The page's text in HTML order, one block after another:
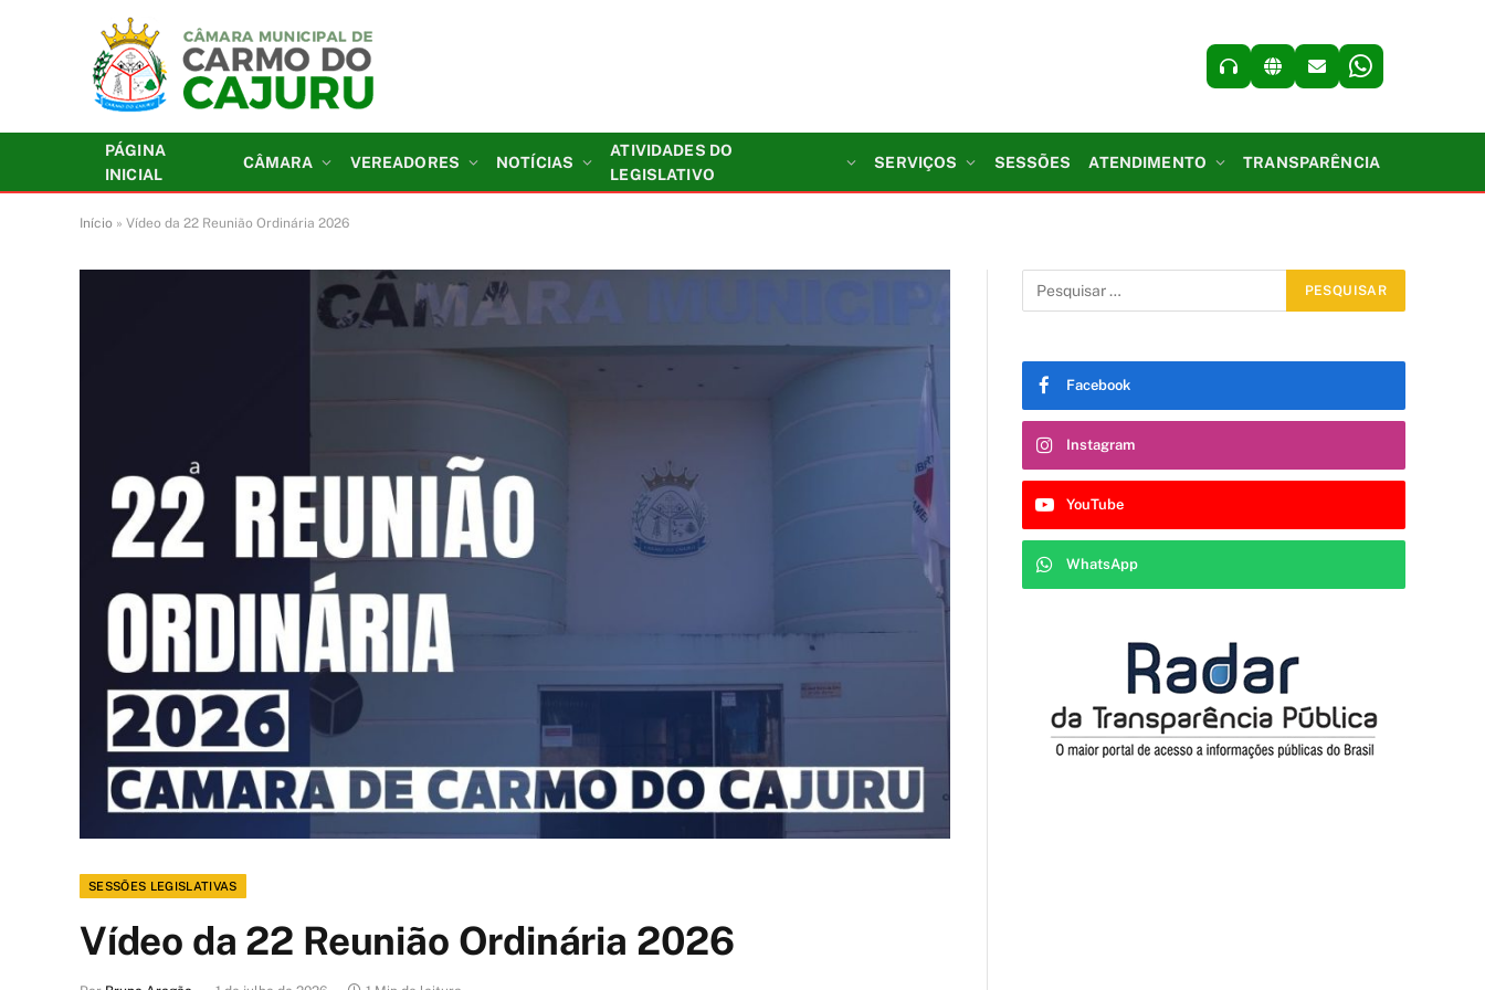
PÁGINA
INICIAL
CÂMARA VEREADORES NOTÍCIAS
ATIVIDADES DO
LEGISLATIVO
SERVIÇOS SESSÕES ATENDIMENTO TRANSPARÊNCIA
Início » Vídeo da 22 Reunião Ordinária 2026
SESSÕES LEGISLATIVAS
Vídeo da 22 Reunião Ordinária 2026
Facebook
Instagram
YouTube
WhatsApp